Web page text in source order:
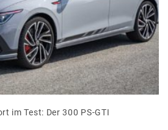
im Test: Der 300 PS-GTI